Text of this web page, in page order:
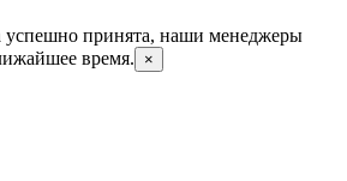
успешно принята, наши менеджеры
время.
×